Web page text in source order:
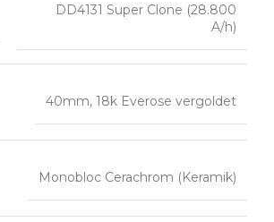
DD4131 Super Clone (28.800
A/h)
40mm, 18k Everose vergoldet
Monobloc Cerachrom (Keramik)